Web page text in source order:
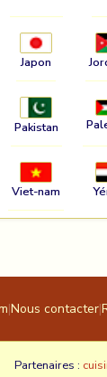
Japon
Pakistan
Viet-nam
|Nous contacter|
Partenaires :